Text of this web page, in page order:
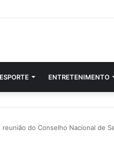
ESPORTE ENTRETENIMENTO
reunião do Conselho Nacional de